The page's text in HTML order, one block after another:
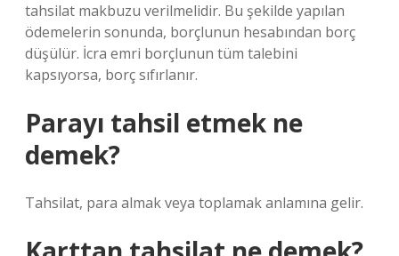
tahsilat makbuzu verilmelidir. Bu şekilde yapılan
ödemelerin sonunda, borçlunun hesabından borç
düşülür. İcra emri borçlunun tüm talebini
kapsıyorsa, borç sıfırlanır.
Parayı tahsil etmek ne
demek?
Tahsilat, para almak veya toplamak anlamına gelir.